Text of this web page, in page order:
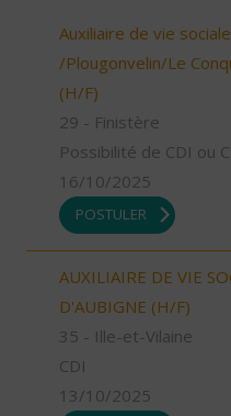
Auxiliaire de vie
/Plougonvelin/Le
(H/F)
29 - Finistère
Possibilité de CDI ou
16/10/2025
POSTULER
AUXILIAIRE DE VIE
D'AUBIGNE (H/F)
35 - Ille-et-Vilaine
CDI
13/10/2025